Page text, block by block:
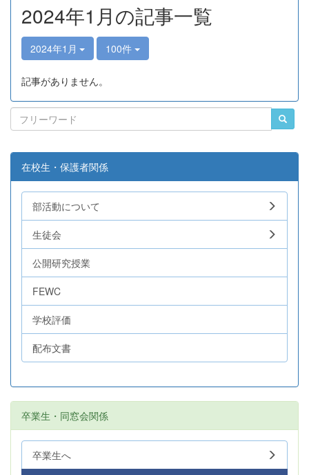
2024年1月の記事一覧
2024年1月 100件
記事がありません。
在校生・保護者関係
部活動について
生徒会
公開研究授業
FEWC
学校評価
配布文書
卒業生・同窓会関係
卒業生へ